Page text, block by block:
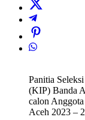
Panitia
(KIP) Banda
calon
Aceh 2023 –